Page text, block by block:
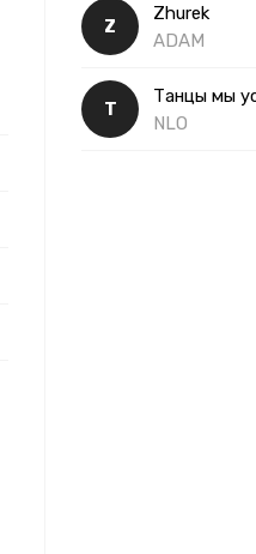
Z
Zhurek
ADAM
Т
NLO